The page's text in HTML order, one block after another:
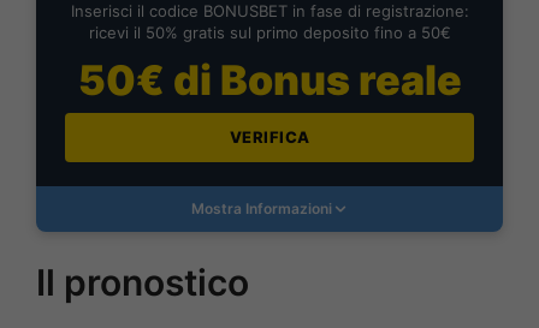
Inserisci il codice BONUSBET in fase di registrazione:
ricevi il 50% gratis sul primo deposito fino a 50€
50€ di Bonus reale
VERIFICA
Mostra Informazioni
Il pronostico